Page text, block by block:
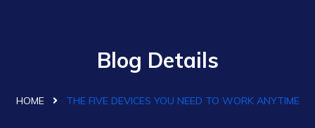
Blog Details
HOME THE FIVE DEVICES YOU NEED TO WORK ANYTIME